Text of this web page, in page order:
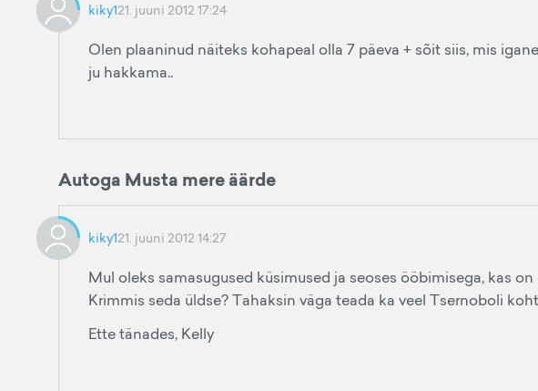
kiky121. juuni 2012 17:24
Olen plaaninud näiteks kohapeal olla 7 päeva + sõit siis, mis
ju hakkama..
Autoga Musta mere äärde
kiky121. juuni 2012 14:27
Mul oleks samasugused küsimused ja seoses ööbimisega, kas
Krimmis seda üldse? Tahaksin väga teada ka veel Tsernoboli
Ette tänades, Kelly